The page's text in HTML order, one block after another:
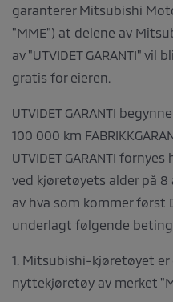
garanterer Mitsubishi
"MME") at delene av
av "UTVIDET GARANTI"
gratis for eieren.
UTVIDET GARANTI
100 000 km
UTVIDET GARANTI
ved kjøretøyets alder på 8
av hva som kommer først
underlagt følgende
1. Mitsubishi-kjøretøyet
nyttekjøretøy av merket